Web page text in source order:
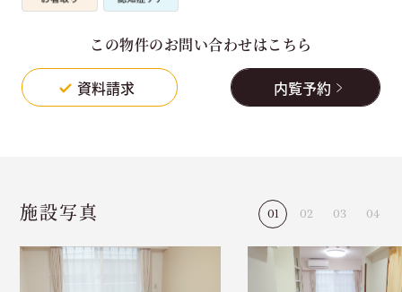
この物件のお問い合わせはこちら
資料請求 内覧予約
施設写真 1 2 3 4